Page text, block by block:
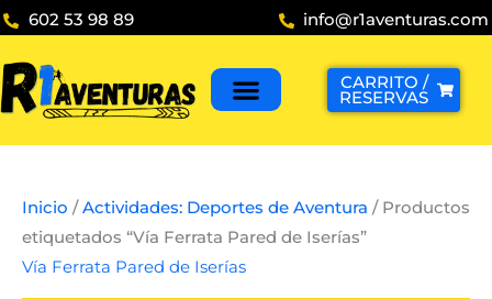
Ir
contenido
602 53 98 89 info@r1aventuras.com
CARRITO /
RESERVAS
Inicio /Actividades: Deportes de Aventura / Productos
etiquetados “Vía Ferrata Pared de Iserías”
Vía Ferrata Pared de Iserías